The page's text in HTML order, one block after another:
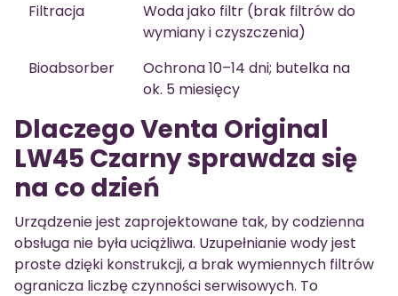
Filtracja
Woda jako filtr (brak filtrów do
wymiany i czyszczenia)
Bioabsorber
Ochrona 10–14 dni; butelka na
ok. 5 miesięcy
Dlaczego Venta Original
LW45 Czarny sprawdza się
na co dzień
Urządzenie jest zaprojektowane tak, by codzienna
obsługa nie była uciążliwa. Uzupełnianie wody jest
proste dzięki konstrukcji, a brak wymiennych filtrów
ogranicza liczbę czynności serwisowych. To